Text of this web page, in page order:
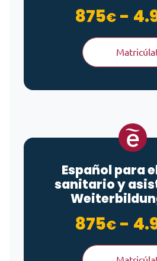
875€ -
Español para
sanitario y
875€ -